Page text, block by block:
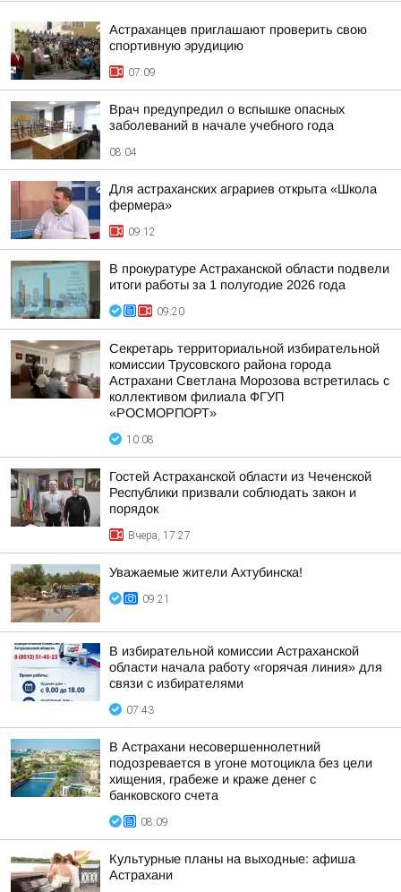
Астраханцев приглашают проверить свою
спортивную эрудицию
07:09
Врач предупредил о вспышке опасных
заболеваний в начале учебного года
08:04
Для астраханских аграриев открыта «Школа
фермера»
09:12
В прокуратуре Астраханской области подвели
итоги работы за 1 полугодие 2026 года
09:20
Секретарь территориальной избирательной
комиссии Трусовского района города
Астрахани Светлана Морозова встретилась с
коллективом филиала ФГУП
«РОСМОРПОРТ»
10:08
Гостей Астраханской области из Чеченской
Республики призвали соблюдать закон и
порядок
Вчера, 17:27
Уважаемые жители Ахтубинска!
09:21
В избирательной комиссии Астраханской
области начала работу «горячая линия» для
связи с избирателями
07:43
В Астрахани несовершеннолетний
подозревается в угоне мотоцикла без цели
хищения, грабеже и краже денег с
банковского счета
08:09
Культурные планы на выходные: афиша
Астрахани